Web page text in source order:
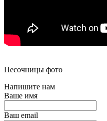
Песочницы фото
Напишите нам
Ваше имя
Ваш email